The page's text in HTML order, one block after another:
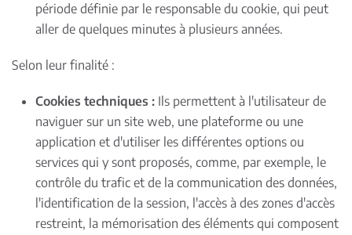
période définie par le responsable du cookie, qui peut
aller de quelques minutes à plusieurs années.
Selon leur finalité :
Cookies techniques : Ils permettent à l'utilisateur de
naviguer sur un site web, une plateforme ou une
application et d'utiliser les différentes options ou
services qui y sont proposés, comme, par exemple, le
contrôle du trafic et de la communication des données,
l'identification de la session, l'accès à des zones d'accès
restreint, la mémorisation des éléments qui composent